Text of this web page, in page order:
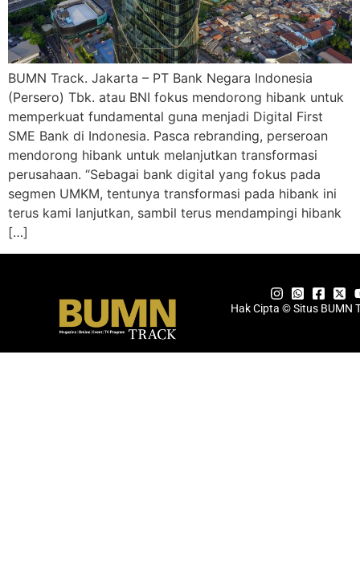
BUMN Track. Jakarta – PT Bank Negara Indonesia
(Persero) Tbk. atau BNI fokus mendorong hibank untuk
memperkuat fundamental guna menjadi Digital First
SME Bank di Indonesia. Pasca rebranding, perseroan
mendorong hibank untuk melanjutkan transformasi
perusahaan. “Sebagai bank digital yang fokus pada
segmen UMKM, tentunya transformasi pada hibank ini
terus kami lanjutkan, sambil terus mendampingi hibank
[…]
Hak Cipta © Situs BUMN